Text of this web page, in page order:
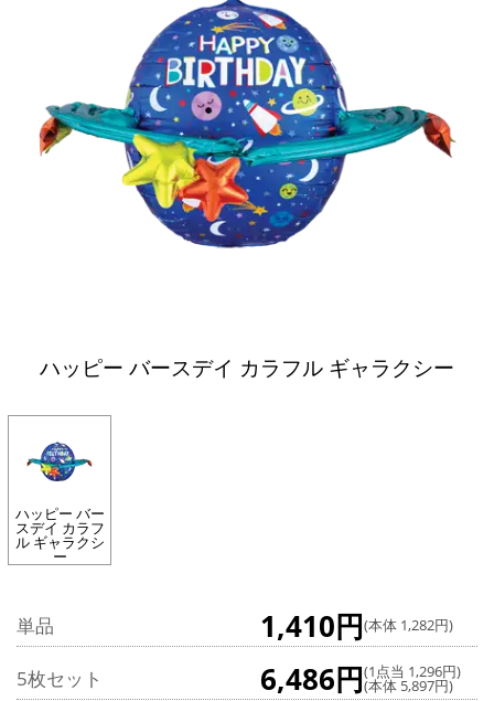
ハッピー バースデイ カラフル ギャラクシー
ハッピー バー
スデイ カラフ
ル ギャラクシ
ー
単品 1,410円(本体 1,282円)
5枚セット 6,486円(1点当 1,296円)
(本体 5,897円)